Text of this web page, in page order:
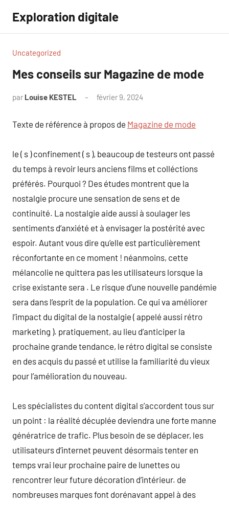
contenu
Exploration digitale
Uncategorized
Mes conseils sur Magazine de mode
par Louise KESTEL février 9, 2024
Texte de référence à propos de Magazine de mode
le ( s ) confinement ( s ), beaucoup de testeurs ont passé
du temps à revoir leurs anciens films et colléctions
préférés. Pourquoi ? Des études montrent que la
nostalgie procure une sensation de sens et de
continuité. La nostalgie aide aussi à soulager les
sentiments d’anxiété et à envisager la postérité avec
espoir. Autant vous dire qu’elle est particulièrement
réconfortante en ce moment ! néanmoins, cette
mélancolie ne quittera pas les utilisateurs lorsque la
crise existante sera . Le risque d’une nouvelle pandémie
sera dans l’esprit de la population. Ce qui va améliorer
l’impact du digital de la nostalgie ( appelé aussi rétro
marketing ). pratiquement, au lieu d’anticiper la
prochaine grande tendance, le rétro digital se consiste
en des acquis du passé et utilise la familiarité du vieux
pour l’amélioration du nouveau.
Les spécialistes du content digital s’accordent tous sur
un point : la réalité décuplée deviendra une forte manne
génératrice de trafic. Plus besoin de se déplacer, les
utilisateurs d’internet peuvent désormais tenter en
temps vrai leur prochaine paire de lunettes ou
rencontrer leur future décoration d’intérieur. de
nombreuses marques font dorénavant appel à des